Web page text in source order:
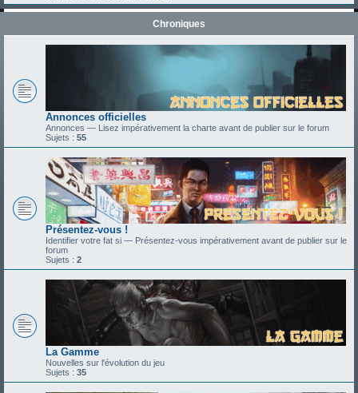
Chroniques
Annonces officielles
Annonces — Lisez impérativement la charte avant de publier sur le forum
Sujets : 55
Présentez-vous !
Identifier votre fat si — Présentez-vous impérativement avant de publier sur le
forum
Sujets : 2
La Gamme
Nouvelles sur l'évolution du jeu
Sujets : 35